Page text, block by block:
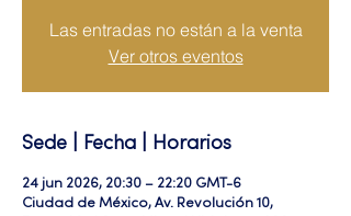
Las entradas no están a la venta
Ver otros eventos
Sede | Fecha | Horarios
24 jun 2026, 20:30 – 22:20 GMT-6
Ciudad de México, Av. Revolución 10,